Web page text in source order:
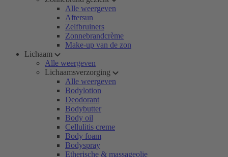
Alle weergeven
Aftersun
Zelfbruiners
Zonnebrandcrème
Make-up van de zon
Lichaam
Alle weergeven
Lichaamsverzorging
Alle weergeven
Bodylotion
Deodorant
Bodybutter
Body oil
Cellulitis creme
Body foam
Bodyspray
Etherische & massageolie